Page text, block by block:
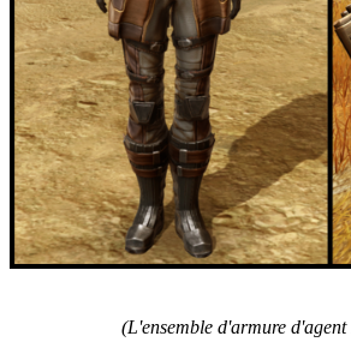
(L'ensemble d'armure